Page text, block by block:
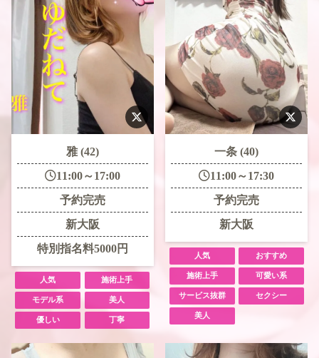
雅 (42)
11:00～17:00
予約完売
新大阪
特別指名料5000円
人気 施術上手
モデル系 美人
優しい 丁寧
一条 (40)
11:00～17:30
予約完売
新大阪
人気 おすすめ
施術上手 可愛い系
サービス抜群 セクシー
美人